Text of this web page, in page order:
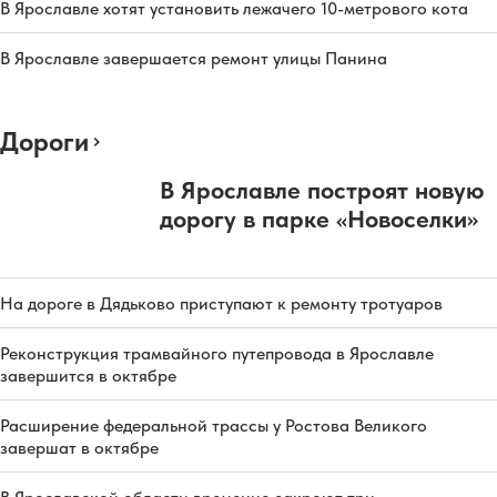
В Ярославле хотят установить лежачего 10-метрового кота
В Ярославле завершается ремонт улицы Панина
Дороги
В Ярославле построят новую
дорогу в парке «Новоселки»
На дороге в Дядьково приступают к ремонту тротуаров
Реконструкция трамвайного путепровода в Ярославле
завершится в октябре
Расширение федеральной трассы у Ростова Великого
завершат в октябре